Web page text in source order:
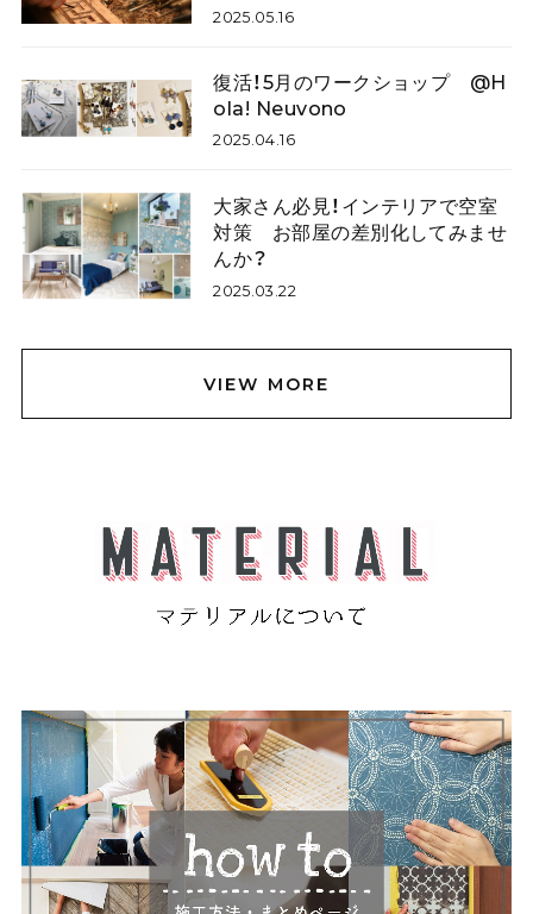
2025.05.16
復活！5月のワークショップ @H
ola! Neuvono
2025.04.16
大家さん必見！インテリアで空室
対策 お部屋の差別化してみませ
んか？
2025.03.22
VIEW MORE